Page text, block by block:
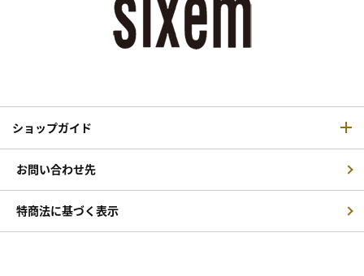
ショップガイド
お問い合わせ先
特商法に基づく表示